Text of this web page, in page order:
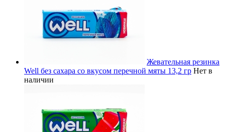
Жевательная резинка
Well без сахара со вкусом перечной мяты 13,2 гр Нет в
наличии